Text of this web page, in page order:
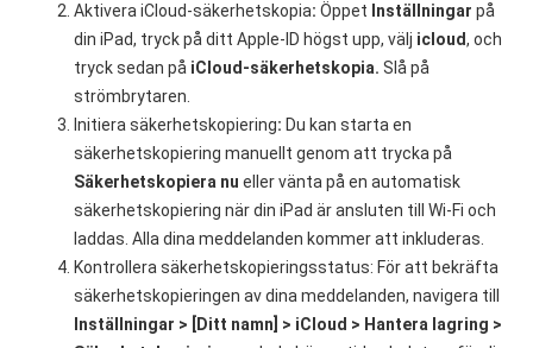
Aktivera iCloud-säkerhetskopia: Öppet Inställningar på
din iPad, tryck på ditt Apple-ID högst upp, välj icloud, och
tryck sedan på iCloud-säkerhetskopia. Slå på
strömbrytaren.
Initiera säkerhetskopiering: Du kan starta en
säkerhetskopiering manuellt genom att trycka på
Säkerhetskopiera nu eller vänta på en automatisk
säkerhetskopiering när din iPad är ansluten till Wi-Fi och
laddas. Alla dina meddelanden kommer att inkluderas.
Kontrollera säkerhetskopieringsstatus: För att bekräfta
säkerhetskopieringen av dina meddelanden, navigera till
Inställningar > [Ditt namn] > iCloud > Hantera lagring >